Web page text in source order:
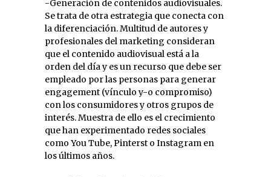
-Generación de contenidos audiovisuales.
Se trata de otra estrategia que conecta con
la diferenciación. Multitud de autores y
profesionales del marketing consideran
que el contenido audiovisual está a la
orden del día y es un recurso que debe ser
empleado por las personas para generar
engagement (vínculo y-o compromiso)
con los consumidores y otros grupos de
interés. Muestra de ello es el crecimiento
que han experimentado redes sociales
como You Tube, Pinterst o Instagram en
los últimos años.